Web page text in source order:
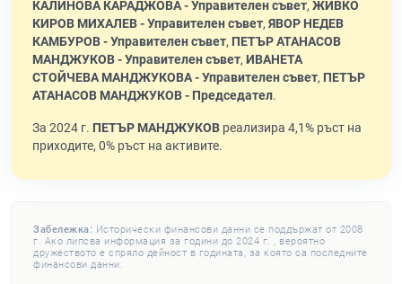
КАЛИНОВА КАРАДЖОВА - Управителен съвет, ЖИВКО
КИРОВ МИХАЛЕВ - Управителен съвет, ЯВОР НЕДЕВ
КАМБУРОВ - Управителен съвет, ПЕТЪР АТАНАСОВ
МАНДЖУКОВ - Управителен съвет, ИВАНЕТА
СТОЙЧЕВА МАНДЖУКОВА - Управителен съвет, ПЕТЪР
АТАНАСОВ МАНДЖУКОВ - Председател.
За 2024 г. ПЕТЪР МАНДЖУКОВ реализира 4,1% ръст на
приходите, 0% ръст на активите.
Забележка: Исторически финансови данни се поддържат от 2008
г. Ако липсва информация за години до 2024 г. , вероятно
дружеството е спряло дейност в годината, за която са последните
финансови данни.